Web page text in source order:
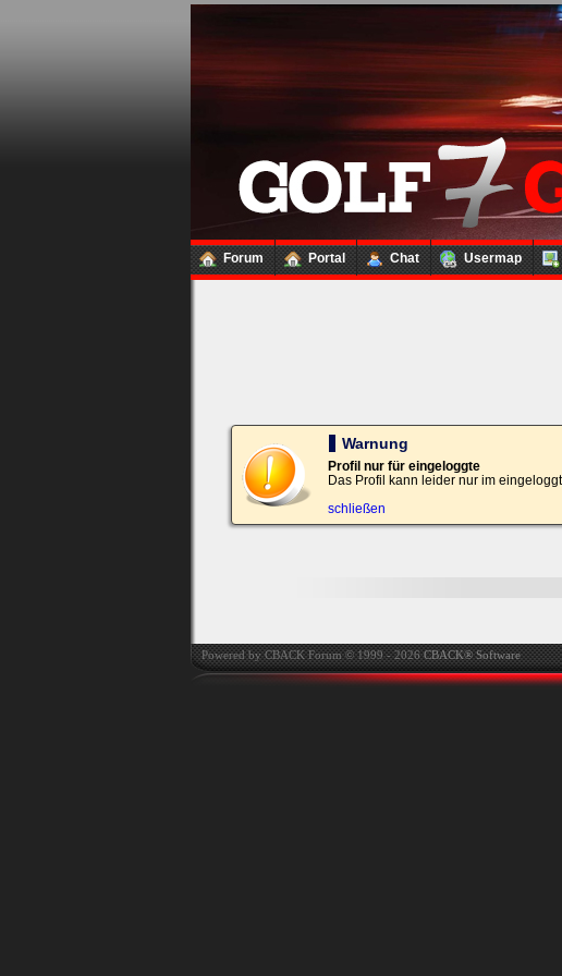
Forum Portal Chat Usermap
Loginbox
Trage
bitte
in
die
nachfolgenden
Felder
Deinen
Benutzernamen
und
Kennwort
ein,
um
Bei jedem Besuch
automatisch einloggen.
Warnung
Profil nur für eingeloggte
Das Profil kann leider nur im
schließen
Powered by CBACK Forum © 1999 - 2026CBACK® Software